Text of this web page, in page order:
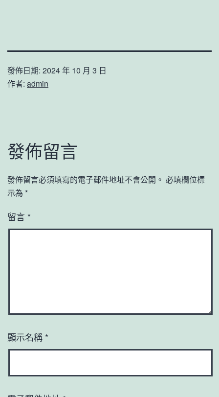
發佈日期: 2024 年 10 月 3 日
作者: admin
發佈留言
發佈留言必須填寫的電子郵件地址不會公開。 必填欄位標
示為 *
留言 *
顯示名稱 *